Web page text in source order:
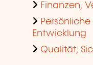
Finanzen,
Entwicklung
Qualität,